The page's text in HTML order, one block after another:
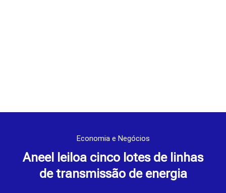
Economia e Negócios
Aneel leiloa cinco lotes de linhas
de transmissão de energia